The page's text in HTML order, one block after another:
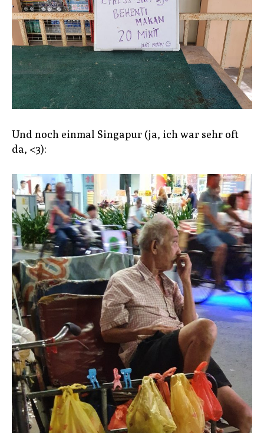
Und noch einmal Singapur (ja, ich war sehr oft
da, <3):